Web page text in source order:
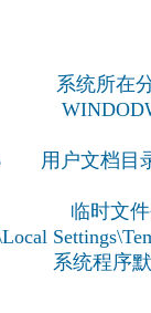
所在分区
用户文档目
夹，通
程序默认